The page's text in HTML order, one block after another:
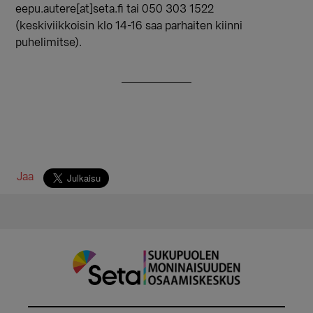
eepu.autere[at]seta.fi tai 050 303 1522
(keskiviikkoisin klo 14-16 saa parhaiten kiinni
puhelimitse).
Jaa